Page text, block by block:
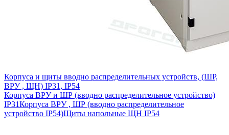
Корпуса и щиты вводно распределительных устройств, (ШР,
ВРУ , ЩН) IP31, IP54
Корпуса ВРУ и ШР (вводно распределительное устройство)
IP31Корпуса ВРУ , ШР (вводно распределительное
устройство IP54)Щиты напольные ЩН IP54